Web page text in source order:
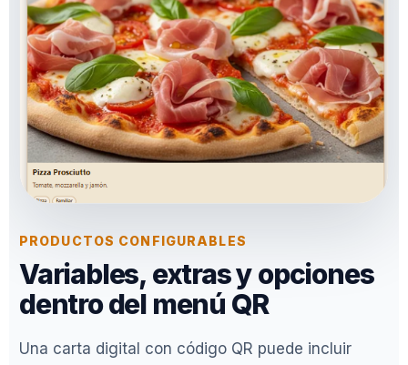
PRODUCTOS CONFIGURABLES
Variables, extras y opciones
dentro del menú QR
Una carta digital con código QR puede incluir